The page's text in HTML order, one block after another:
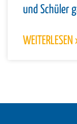
und Schüler
WEITERLESEN